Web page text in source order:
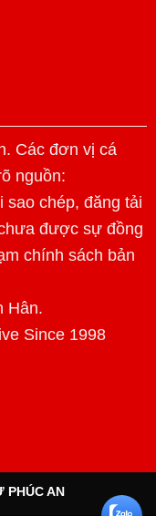
Các đơn vị cá
nguồn:
sao chép, đăng tải
được sự đồng
chính sách bản
Hân.
Since 1998
PHÚC AN